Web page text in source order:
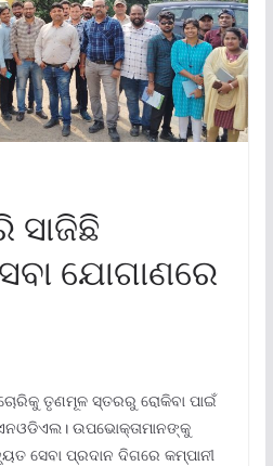
ସାଜିଛି
ଯୋଗାଣରେ
ତୃଣମୂଳ ସ୍ତରରୁ ରୋକିବା ପାଇଁ
ଉପଭୋକ୍ତାମାନଙ୍କୁ
ସେବା ପ୍ରଦାନ ଦିଗରେ କମ୍ପାନୀ